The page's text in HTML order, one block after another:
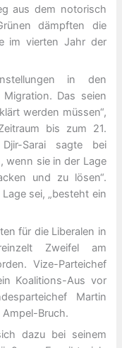
aus dem notorisch
dämpften die
im vierten Jahr der
in den
Das seien
werden müssen“,
bis zum 21.
Djir-Sarai sagte bei
wenn sie in der Lage
und zu lösen“.
sei, „besteht ein
für die Liberalen in
Zweifel am
Vize-Parteichef
Koalitions-Aus vor
Martin
Bruch.
dazu bei seinem